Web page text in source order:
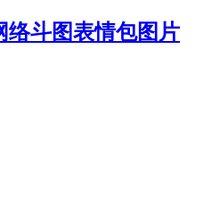
络斗图表情包图片